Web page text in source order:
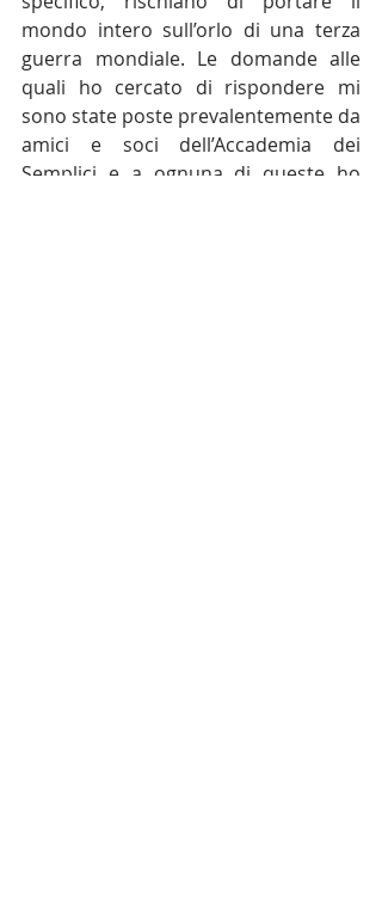
mondo intero sull’orlo di una terza
guerra mondiale. Le domande alle
quali ho cercato di rispondere mi
sono state poste prevalentemente da
amici e soci dell’Accademia dei
Semplici e a ognuna di queste ho